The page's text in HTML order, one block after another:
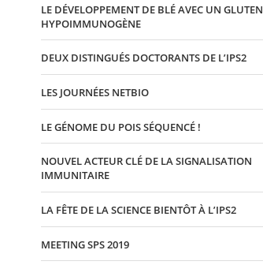
LE DÉVELOPPEMENT DE BLÉ AVEC UN GLUTEN
HYPOIMMUNOGÈNE
DEUX DISTINGUÉS DOCTORANTS DE L’IPS2
LES JOURNÉES NETBIO
LE GÉNOME DU POIS SÉQUENCÉ !
NOUVEL ACTEUR CLÉ DE LA SIGNALISATION
IMMUNITAIRE
LA FÊTE DE LA SCIENCE BIENTÔT À L’IPS2
MEETING SPS 2019